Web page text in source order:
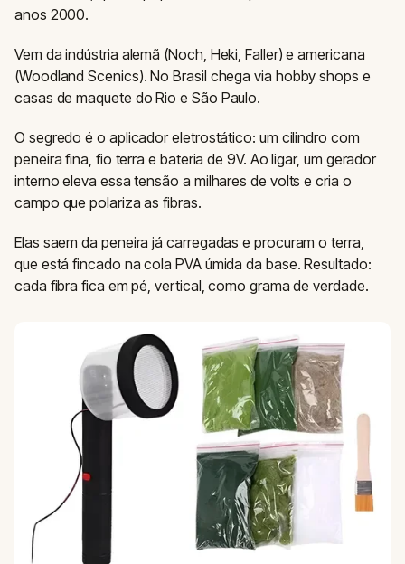
anos 2000.
Vem da indústria alemã (Noch, Heki, Faller) e americana
(Woodland Scenics). No Brasil chega via hobby shops e
casas de maquete do Rio e São Paulo.
O segredo é o aplicador eletrostático: um cilindro com
peneira fina, fio terra e bateria de 9V. Ao ligar, um gerador
interno eleva essa tensão a milhares de volts e cria o
campo que polariza as fibras.
Elas saem da peneira já carregadas e procuram o terra,
que está fincado na cola PVA úmida da base. Resultado:
cada fibra fica em pé, vertical, como grama de verdade.